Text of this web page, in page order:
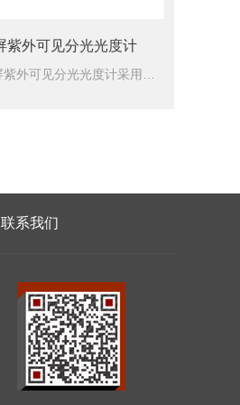
紫外可见分光光度计
联系我们